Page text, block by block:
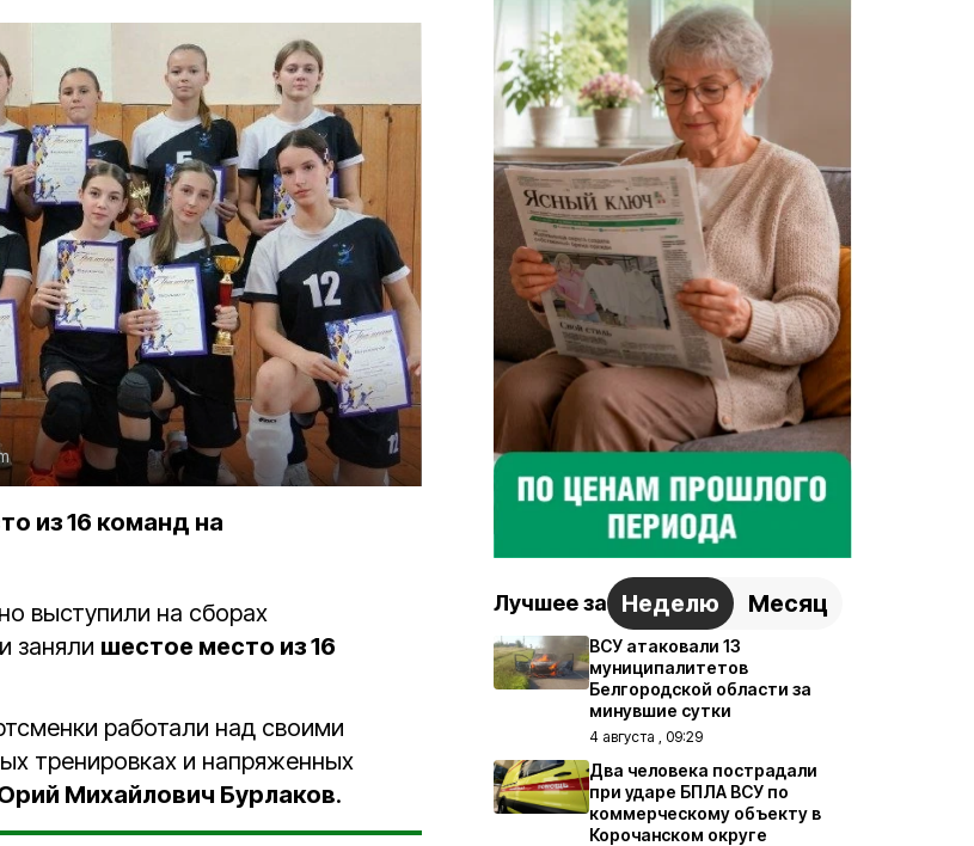
из 16 команд на
выступили на сборах
заняли шестое место из 16
работали над своими
тренировках и напряженных
Михайлович Бурлаков.
Лучшее за Неделю Месяц
ВСУ атаковали 13
муниципалитетов
Белгородской области за
минувшие сутки
4 августа , 09:29
Два человека пострадали
при ударе БПЛА ВСУ по
коммерческому объекту в
Корочанском округе